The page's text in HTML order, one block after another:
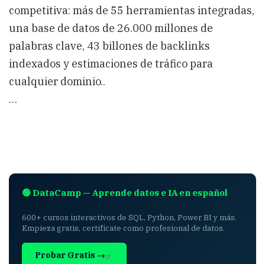
competitiva: más de 55 herramientas integradas,
una base de datos de 26.000 millones de
palabras clave, 43 billones de backlinks
indexados y estimaciones de tráfico para
cualquier dominio..
…
🟢 DataCamp — Aprende datos e IA en español
600+ cursos interactivos de SQL, Python, Power BI y más.
Empieza gratis, certifícate como profesional de datos.
Probar Gratis →